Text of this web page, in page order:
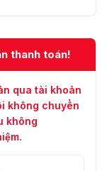
thanh toán!
qua tài khoản
không chuyển
không